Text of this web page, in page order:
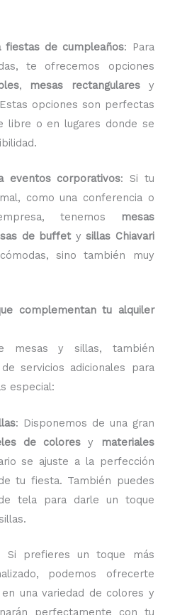
fiestas de cumpleaños: Para
te ofrecemos opciones
, mesas rectangularesy
opciones son perfectas
libre o en lugares donde se
eventos corporativos: Si tu
como una conferencia o
tenemos
mesas
de buffetysillas Chiavari
sino también muy
complementan tu alquiler
mesas y sillas, también
servicios adicionales para
especial:
: Disponemos de una gran
de colores y
materiales
se ajuste a la perfección
tu fiesta. También puedes
tela para darle un toque
Si prefieres un toque más
podemos ofrecerte
una variedad de colores y
perfectamente con tu